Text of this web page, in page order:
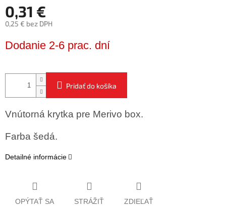
0,31 €
0,25 € bez DPH
cena:
Dodanie 2-6 prac. dní
Pridať do košíka
Vnútorná krytka pre Merivo box.
Farba šedá.
Detailné informácie
OPÝTAŤ SA STRÁŽIŤ ZDIEĽAŤ